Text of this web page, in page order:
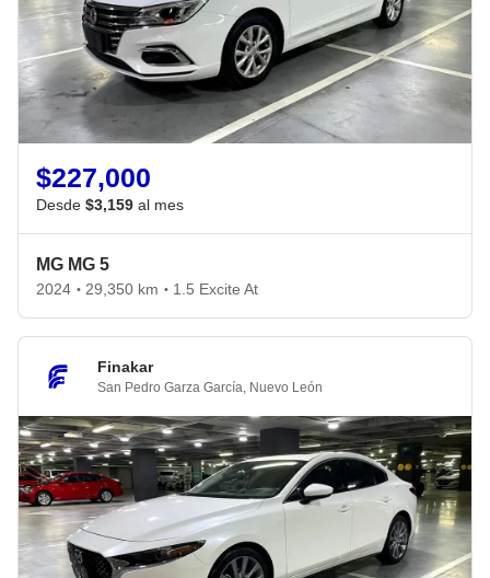
$227,000
Desde $3,159 al mes
MG MG 5
2024 • 29,350 km • 1.5 Excite At
Finakar
San Pedro Garza García Nuevo León